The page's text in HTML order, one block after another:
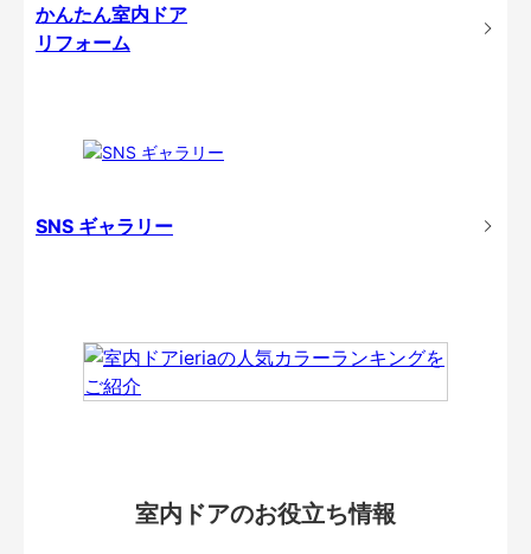
かんたん室内ドア
リフォーム
SNS ギャラリー
室内ドアのお役立ち情報